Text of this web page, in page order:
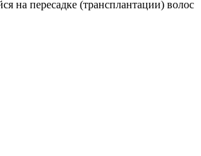
на пересадке (трансплантации) волос